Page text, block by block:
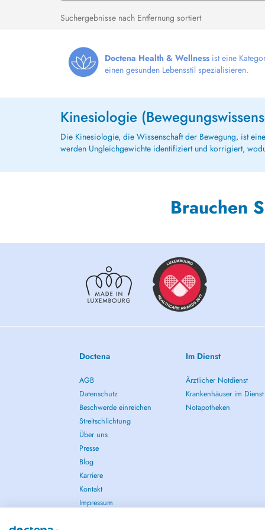
Suchergebnisse nach Entfernung sortiert
Doctena Health & Wellness ist eine
einen gesunden Lebensstil spezialisieren.
Kinesiologie
Die Kinesiologie, die Wissenschaft der Bewegung, ist
werden Ungleichgewichte identifiziert und korrigiert,
Brauchen
Doctena
AGB
Datenschutz
Beschwerde einreichen
Streitschlichtung
Über uns
Presse
Blog
Karriere
Kontakt
Impressum
Im Dienst
Ärztlicher Notdienst
Krankenhäuser im Dienst
Notapotheken